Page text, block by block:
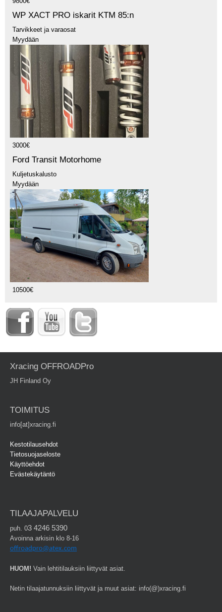
WP XACT PRO iskarit KTM 85:n
Tarvikkeet ja varaosat
Myydään
3000€
Ford Transit Motorhome
Kuljetuskalusto
Myydään
10500€
Xracing OFFROADPro
JH Finland Oy
TOIMITUS
info[at]xracing.fi
Kestotilausehdot
Tietosuojaseloste
Käyttöehdot
Evästekäytäntö
TILAAJAPALVELU
puh. 03 4246 5390
Avoinna arkisin klo 8-16
offroadpro@atex.com
HUOM! Vain lehtitilauksiin liittyvät asiat.
Netin tilaajatunnuksiin liittyvät ja muut asiat: info(@)xracing.fi